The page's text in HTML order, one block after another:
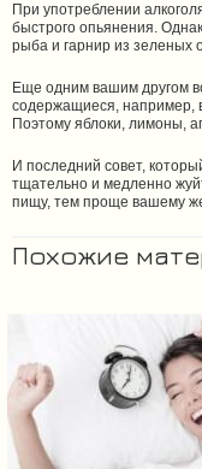
При употреблении
быстрого опьянения.
рыба и гарнир из зеленых
Еще одним вашим другом
содержащиеся, например,
Поэтому яблоки, лимоны,
И последний совет,
тщательно и медленно
пищу, тем проще вашему
Похожие